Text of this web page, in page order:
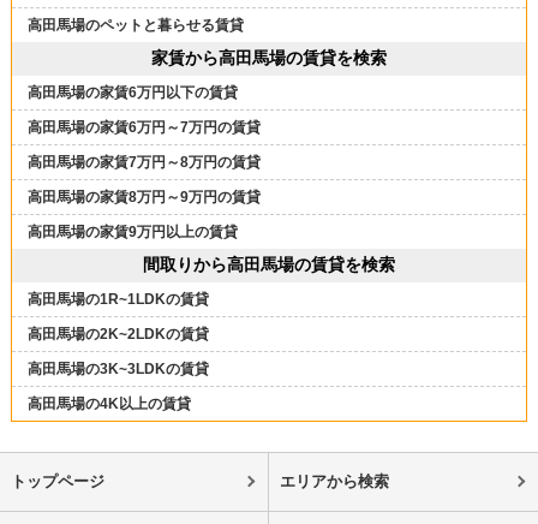
高田馬場のペットと暮らせる賃貸
家賃から高田馬場の賃貸を検索
高田馬場の家賃6万円以下の賃貸
高田馬場の家賃6万円～7万円の賃貸
高田馬場の家賃7万円～8万円の賃貸
高田馬場の家賃8万円～9万円の賃貸
高田馬場の家賃9万円以上の賃貸
間取りから高田馬場の賃貸を検索
高田馬場の1R~1LDKの賃貸
高田馬場の2K~2LDKの賃貸
高田馬場の3K~3LDKの賃貸
高田馬場の4K以上の賃貸
トップページ エリアから検索